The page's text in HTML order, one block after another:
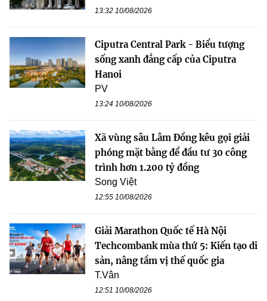
13:32 10/08/2026
Ciputra Central Park - Biểu tượng
sống xanh đẳng cấp của Ciputra
Hanoi
PV
13:24 10/08/2026
Xã vùng sâu Lâm Đồng kêu gọi giải
phóng mặt bằng để đầu tư 30 công
trình hơn 1.200 tỷ đồng
Song Việt
12:55 10/08/2026
Giải Marathon Quốc tế Hà Nội
Techcombank mùa thứ 5: Kiến tạo di
sản, nâng tầm vị thế quốc gia
T.Vân
12:51 10/08/2026